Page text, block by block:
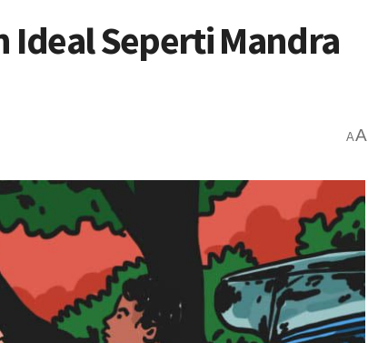
Ideal Seperti Mandra
AA